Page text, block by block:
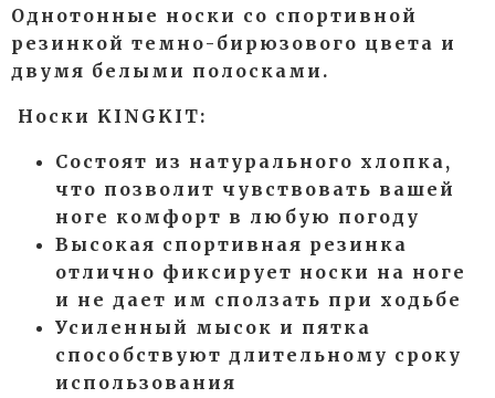
Однотонные носки со спортивной
резинкой темно-бирюзового цвета и
двумя белыми полосками.
Носки KINGKIT:
Состоят из натурального хлопка,
что позволит чувствовать вашей
ноге комфорт в любую погоду
Высокая спортивная резинка
отлично фиксирует носки на ноге
и не дает им сползать при ходьбе
Усиленный мысок и пятка
способствуют длительному сроку
использования